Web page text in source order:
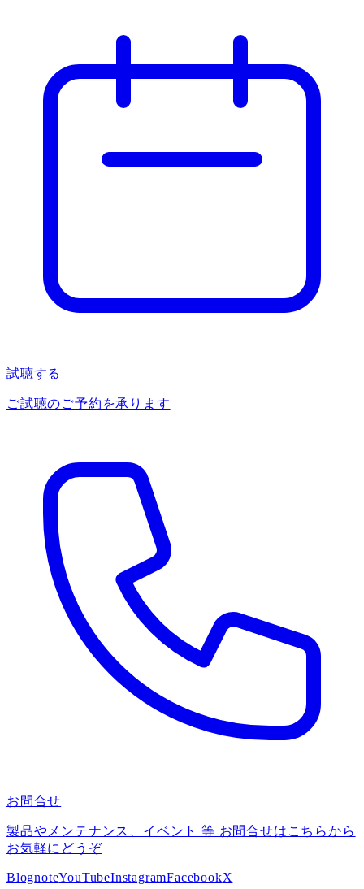
試聴する
ご試聴のご予約を承ります
お問合せ
製品やメンテナンス、イベント 等 お問合せはこちらから
お気軽にどうぞ
BlognoteYouTubeInstagramFacebookX